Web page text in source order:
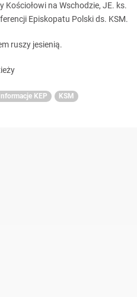
Kościołowi na Wschodzie, JE. ks.
Episkopatu Polski ds. KSM.
ruszy jesienią.
KEP KSM